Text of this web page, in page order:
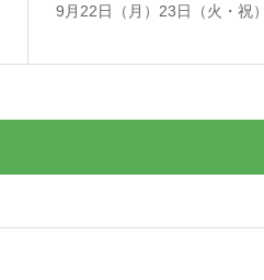
9月22日（月）23日（火・祝